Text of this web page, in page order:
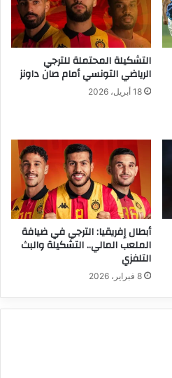
التشكيلة المحتملة للترجي
الرياضي التونسي أمام صان داونز
18 أبريل، 2026
أبطال إفريقيا: الترجي في ضيافة
الملعب المالي.. التشكيلة والبث
التلفزي
8 فبراير، 2026